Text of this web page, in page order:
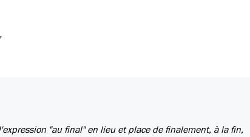
"au final" en lieu et place de finalement, à la fin,